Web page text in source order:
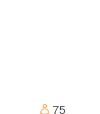
75